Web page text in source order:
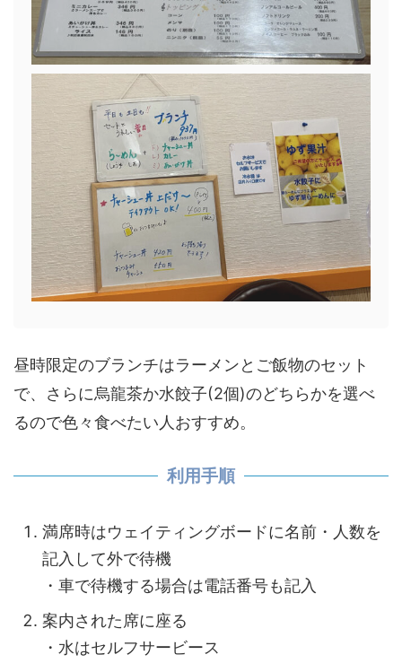
昼時限定のブランチはラーメンとご飯物のセット
で、さらに烏龍茶か水餃子(2個)のどちらかを選べ
るので色々食べたい人おすすめ。
利用手順
満席時はウェイティングボードに名前・人数を
記入して外で待機
・車で待機する場合は電話番号も記入
案内された席に座る
・水はセルフサービース